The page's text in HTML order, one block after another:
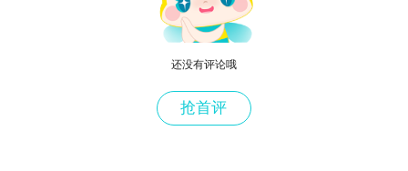
的合作模式，在奖励制度、专业人才培养、信息
交流互通等方面实现了深入合作。
永安资本与其母公司合作的情况。期货公司借助
还没有评论哦
抢首评